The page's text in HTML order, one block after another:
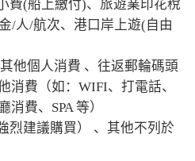
/人/航次、港口岸上遊(自由
消費（如：WIFI、打電話、
費、SPA 等）